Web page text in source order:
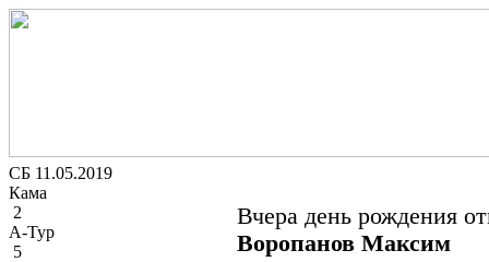
СБ 11.05.2019
Кама
2
А-Тур
5
Вчера день рождения
Воропанов Максим